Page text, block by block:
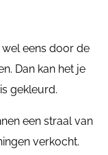
eens door de
Dan kan het je
gekleurd.
een straal van
verkocht.